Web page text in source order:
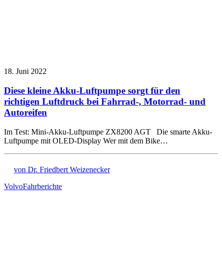
18. Juni 2022
Diese kleine Akku-Luftpumpe sorgt für den
richtigen Luftdruck bei Fahrrad-, Motorrad- und
Autoreifen
Im Test: Mini-Akku-Luftpumpe ZX8200 AGT Die smarte Akku-
Luftpumpe mit OLED-Display Wer mit dem Bike…
von Dr. Friedbert Weizenecker
VolvoFahrberichte